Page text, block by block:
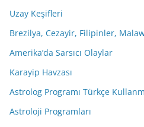
Uzay Keşifleri
Brezilya, Cezayir, Filipinler,
Amerika’da Sarsıcı Olaylar
Karayip Havzası
Astrolog Programı Türkçe
Astroloji Programları